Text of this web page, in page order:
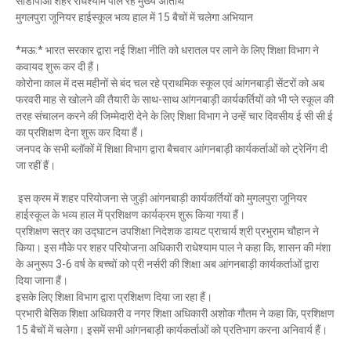
Mau Beat Media-Dec 06 2022
Mau Beat Media-Nov 28 2022
Mau:-जांच में 74 खाद्य नमूनों में 19 में मिली मिलावट
Mau Beat Media -Nov 15 2022
Mau:-जिला पंचायत सदस्य प्रतिनिधि को बनाया बंधक
Mau Beat Media -Nov 14 2022
Mau:-सांप को हाथ में लपेटे में पहुंचा युवक अस्पताल, मची अफरा
Mau Beat Media - Nov 14 2022
Mau Beat Media Sep 22 2024
मुगलपुरा जूनियर हाईस्कूल भव्य हाल में 15 बैचों में चलेगा अभियान
*मऊ:* भारत सरकार द्वारा नई शिक्षा नीति को धरातल पर लाने के लिए शिक्षा विभाग ने
कवायद शुरू कर दी हैं।
कोरोना काल में दस महीनों से बंद चल रहे प्राथमिक स्कूल एवं आंगनबाड़ी सेंटरों को अब
फरवरी माह से खोलने की तैयारी के साथ-साथ आंगनबाड़ी कार्यकर्तियों को भी प्ले स्कूल की
तरह संचालन करने की जिम्मेदारी देने के लिए शिक्षा विभाग ने उन्हें चार दिवसीय ई सी सी ई
का प्रशिक्षण देना शुरू कर दिया हैं।
जनपद के सभी ब्लॉकों में शिक्षा विभाग द्वारा बैचवार आंगनबाड़ी कार्यकर्ताओं को ट्रेनिंग दी
जा रहीं हैं।
इस क्रम में शहर परियोजना से जुड़ी आंगनबाड़ी कार्यकर्तियों को मुगलपुरा जूनियर
हाईस्कूल के भव्य हाल में प्रशिक्षण कार्यक्रम शुरू किया गया हैं।
प्रशिक्षण सत्र का उद्घाटन उपशिक्षा निदेशक डायट प्राचार्य श्री प्रभुराम चौहान ने
किया। इस मौके पर शहर परियोजना अधिकारी राधेश्याम पाल ने कहा कि, शासन की मंशा
के अनुरूप 3-6 वर्ष के बच्चों को प्री नर्सरी की शिक्षा अब आंगनबाड़ी कार्यकर्ताओं द्वारा
दिया जाना हैं।
इसके लिए शिक्षा विभाग द्वारा प्रशिक्षण दिया जा रहा हैं।
प्रभारी बेसिक शिक्षा अधिकारी व नगर शिक्षा अधिकारी अशोक गौतम ने कहा कि, प्रशिक्षण
15 बैचों में चलेगा। इसमें सभी आंगनबाड़ी कार्यकर्ताओं को प्रतिभाग करना अनिवार्य हैं।